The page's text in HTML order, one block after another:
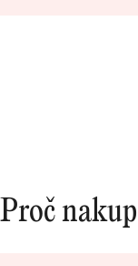
Proč